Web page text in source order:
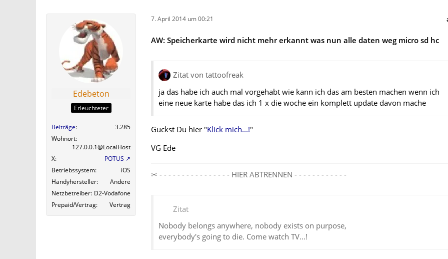
Edebeton
Erleuchteter
Beiträge
3.285
Wohnort
127.0.0.1@LocalHost
X
POTUS
Betriebssystem
iOS
Handyhersteller
Andere
Netzbetreiber D2-Vodafone
Prepaid/Vertrag
Vertrag
7. April 2014 um 00:21
AW: Speicherkarte wird nicht mehr erkannt was nun alle daten weg micro sd hc
Zitat von tattoofreak
ja das habe ich auch mal vorgehabt wie kann ich das am besten machen wenn ich
eine neue karte habe das ich 1 x die woche ein komplett update davon mache
Guckst Du hier "Klick mich...!"
VG Ede
✂ - - - - - - - - - - - - - - - - HIER ABTRENNEN - - - - - - - - - - - -
Zitat
Nobody belongs anywhere, nobody exists on purpose,
everybody's going to die. Come watch TV...!